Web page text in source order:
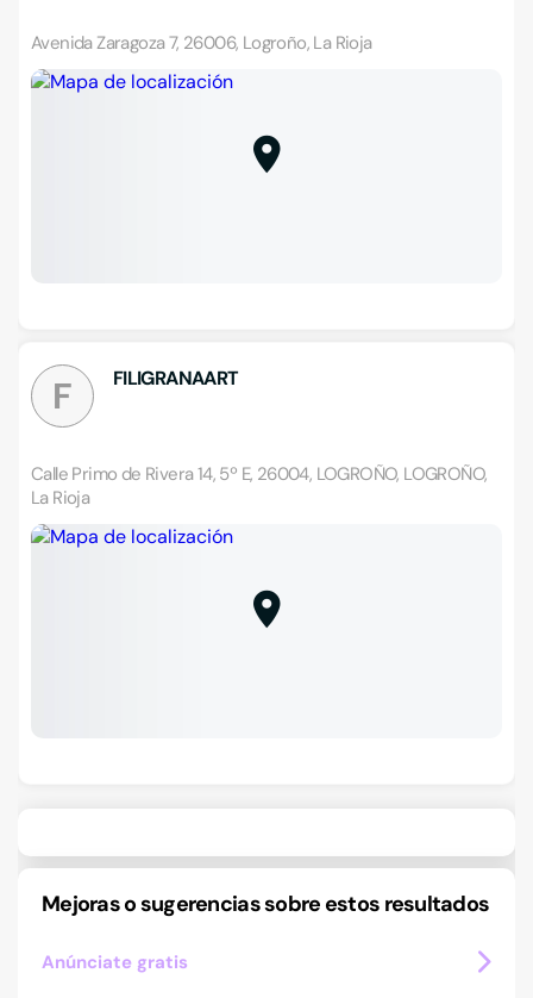
Avenida Zaragoza 7, 26006, Logroño, La Rioja
F FILIGRANAART
Calle Primo de Rivera 14, 5º E, 26004, LOGROÑO, LOGROÑO,
La Rioja
Mejoras o sugerencias sobre estos resultados
Anúnciate gratis